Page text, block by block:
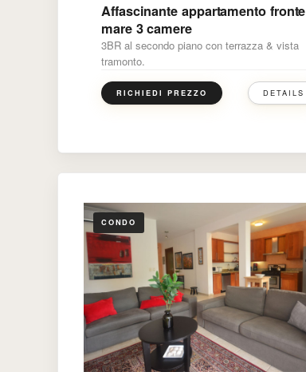
Affascinante appartamento fronte
mare 3 camere
3BR al secondo piano con terrazza & vista
tramonto.
RICHIEDI PREZZO DETAILS
CONDO